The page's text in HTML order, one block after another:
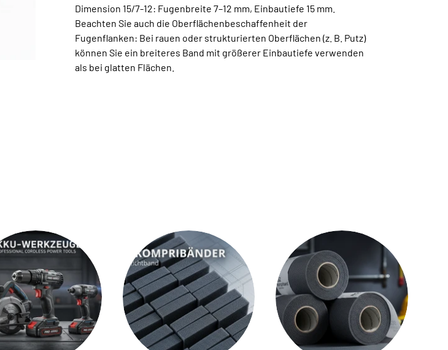
Dimension 15/7-12: Fugenbreite 7–12 mm, Einbautiefe 15 mm.
Beachten Sie auch die Oberflächenbeschaffenheit der
Fugenflanken: Bei rauen oder strukturierten Oberflächen (z. B. Putz)
können Sie ein breiteres Band mit größerer Einbautiefe verwenden
als bei glatten Flächen.